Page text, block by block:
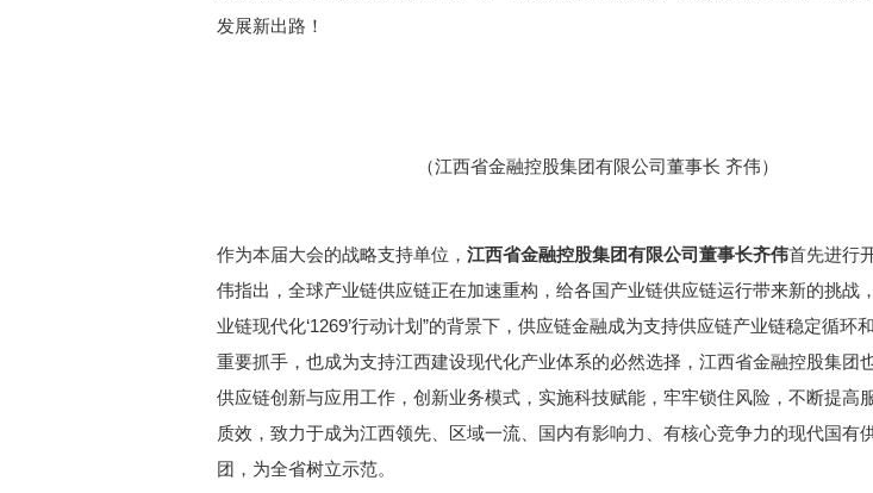
发展新出路！
（江西省金融控股集团有限公司董事长 齐伟）
作为本届大会的战略支持单位， 江西省金融控股集团有限公司董事长齐伟首先进行
伟指出，全球产业链供应链正在加速重构，给各国产业链供应链运行带来新的挑战
业链现代化‘1269’行动计划”的背景下，供应链金融成为支持供应链产业链稳定循环
重要抓手，也成为支持江西建设现代化产业体系的必然选择，江西省金融控股集团
供应链创新与应用工作，创新业务模式，实施科技赋能，牢牢锁住风险，不断提高
质效，致力于成为江西领先、区域一流、国内有影响力、有核心竞争力的现代国有
团，为全省树立示范。